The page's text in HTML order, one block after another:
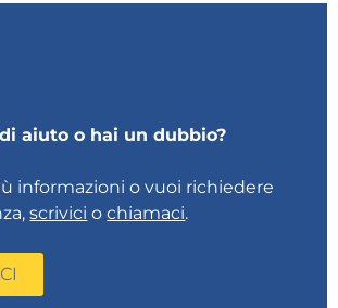
aiuto o hai un dubbio?
informazioni o vuoi richiedere
scrivici ochiamaci.